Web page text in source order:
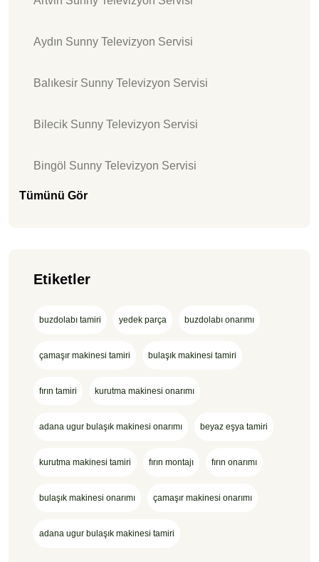
Aydın Sunny Televizyon Servisi
Balıkesir Sunny Televizyon Servisi
Bilecik Sunny Televizyon Servisi
Bingöl Sunny Televizyon Servisi
Tümünü Gör
Etiketler
buzdolabı tamiri yedek parça buzdolabı onarımı
çamaşır makinesi tamiri bulaşık makinesi tamiri
fırın tamiri kurutma makinesi onarımı
adana ugur bulaşık makinesi onarımı beyaz eşya tamiri
kurutma makinesi tamiri fırın montajı fırın onarımı
bulaşık makinesi onarımı çamaşır makinesi onarımı
adana ugur bulaşık makinesi tamiri